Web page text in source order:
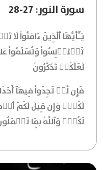
سورة النور: 27-28
يَـٰٓأَيُّهَا ٱلَّذِينَ ءَامَنُواْ
تَسۡتَأۡنِسُواْ
لَعَلَّكُمۡ تَذَكَّرُونَ
فَإِن لَّمۡ تَجِدُواْ فِيهَآ
لَكُمۡۖ وَإِن قِيلَ لَكُمُ
لَكُمۡۚ وَٱللَّهُ بِمَا